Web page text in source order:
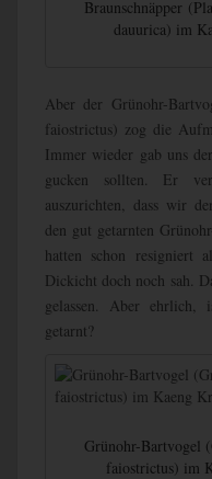
Braunschnäpper
dauurica) im
Aber der Grünohr-
faiostrictus) zog die
Immer wieder gab uns
gucken sollten. Er
auszurichten, dass wir
den gut getarnten
hatten schon resigniert
Dickicht doch noch sah.
gelassen. Aber
getarnt?
Grünohr-Bartvogel
faiostrictus) im